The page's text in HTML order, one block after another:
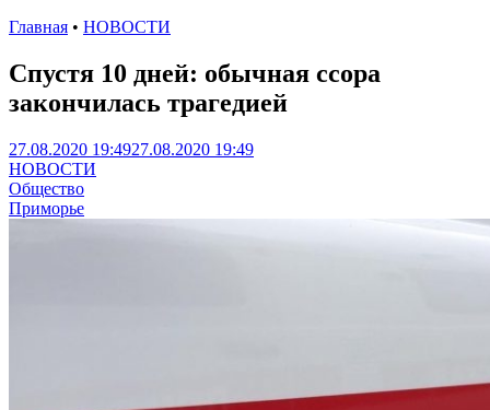
Главная • НОВОСТИ
Спустя 10 дней: обычная ссора
закончилась трагедией
27.08.2020 19:4927.08.2020 19:49
НОВОСТИ
Общество
Приморье